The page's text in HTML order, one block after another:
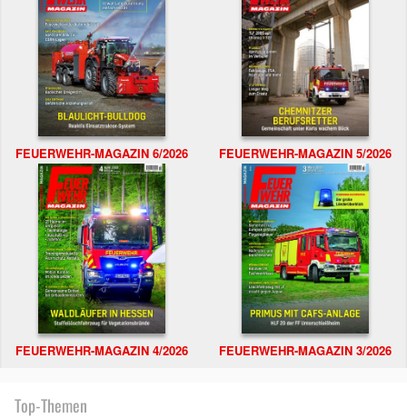
FEUERWEHR-MAGAZIN 6/2026 FEUERWEHR-MAGAZIN 5/2026
FEUERWEHR-MAGAZIN 4/2026 FEUERWEHR-MAGAZIN 3/2026
Top-Themen